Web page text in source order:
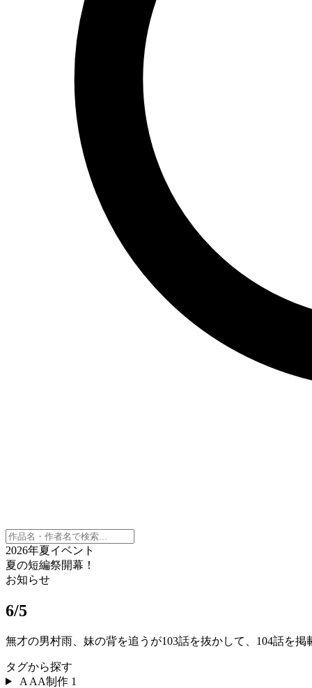
2026年夏イベント
夏の短編祭開幕！
お知らせ
6/5
無才の男村雨、妹の背を追うが103話を抜かして、104話を
タグから探す
A AA制作 1